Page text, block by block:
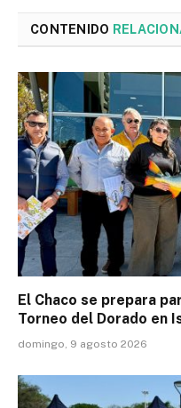
CONTENIDO
El Chaco se prepara
Torneo del Dorado en
domingo, 9 agosto 2026